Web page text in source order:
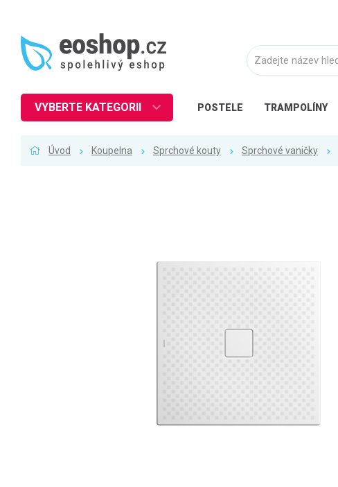
POSTELE TRAMPOLÍNY
VYBERTE KATEGORII
Úvod Koupelna Sprchové kouty Sprchové vaničky